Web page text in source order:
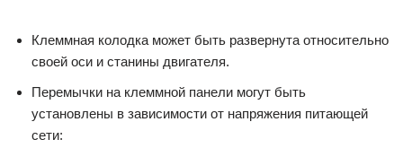
Клеммная колодка может быть развернута относительно
своей оси и станины двигателя.
Перемычки на клеммной панели могут быть
установлены в зависимости от напряжения питающей
сети: